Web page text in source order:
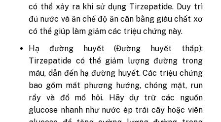
có thể xảy ra khi sử dụng Tirzepatide. Duy trì
đủ nước và ăn chế độ ăn cân bằng giàu chất xơ
có thể giúp làm giảm các triệu chứng này.
Hạ đường huyết (Đường huyết thấp):
Tirzepatide có thể giảm lượng đường trong
máu, dẫn đến hạ đường huyết. Các triệu chứng
bao gồm mất phương hướng, chóng mặt, run
rẩy và đổ mồ hôi. Hãy dự trữ các nguồn
glucose nhanh như nước ép trái cây hoặc viên